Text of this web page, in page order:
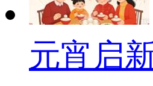
元宵启